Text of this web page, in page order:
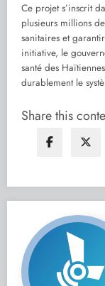
Ce projet s’inscrit
plusieurs millions
sanitaires et
initiative, le
santé des
durablement le
Share this